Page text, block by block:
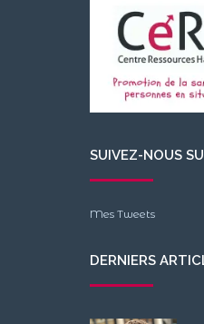
SUIVEZ-NOUS
Mes Tweets
DERNIERS